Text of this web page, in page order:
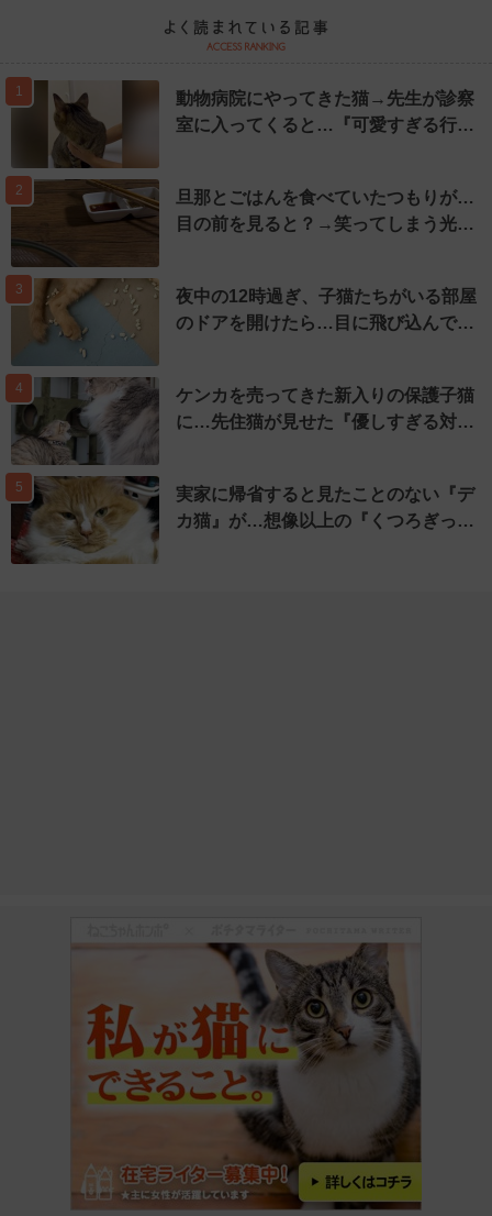
1
動物病院にやってきた猫→先生が診察
室に入ってくると…『可愛すぎる行…
2
旦那とごはんを食べていたつもりが…
目の前を見ると？→笑ってしまう光…
3
夜中の12時過ぎ、子猫たちがいる部屋
のドアを開けたら…目に飛び込んで…
4
ケンカを売ってきた新入りの保護子猫
に…先住猫が見せた『優しすぎる対…
5
実家に帰省すると見たことのない『デ
カ猫』が…想像以上の『くつろぎっ…